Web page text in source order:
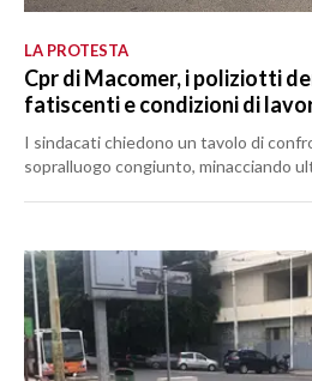
LA PROTESTA
Cpr di Macomer, i poliziotti
fatiscenti e condizioni di
I sindacati chiedono un tavolo di
sopralluogo congiunto, minacciando